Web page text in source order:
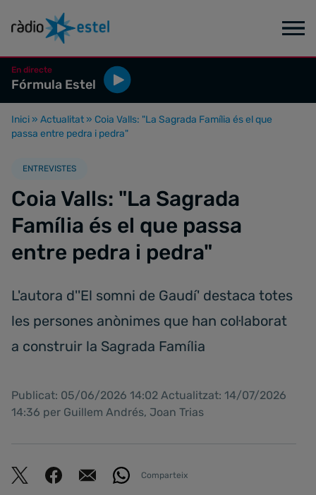
En directe
Fórmula Estel
Inici » Actualitat » Coia Valls: "La Sagrada Família és el que
passa entre pedra i pedra"
ENTREVISTES
Coia Valls: "La Sagrada
Família és el que passa
entre pedra i pedra"
L'autora d''El somni de Gaudí' destaca totes
les persones anònimes que han col·laborat
a construir la Sagrada Família
Publicat: 05/06/2026 14:02 Actualitzat: 14/07/2026
14:36 per Guillem Andrés, Joan Trias
Comparteix